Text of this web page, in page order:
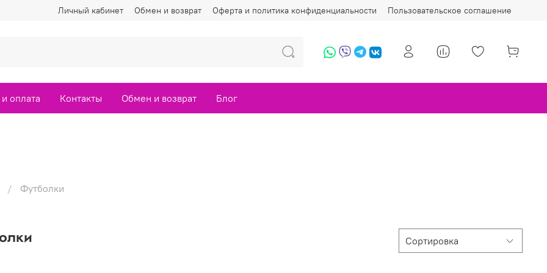
Личный кабинет Обмен и возврат Оферта и политика конфиденциальности Пользовательское соглашение
оплата Контакты Обмен и возврат Блог
Футболки